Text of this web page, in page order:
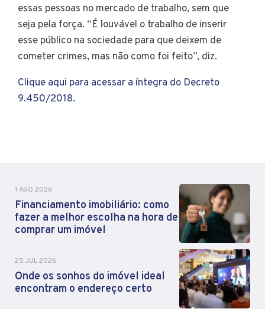
essas pessoas no mercado de trabalho, sem que
seja pela força. “É louvável o trabalho de inserir
esse público na sociedade para que deixem de
cometer crimes, mas não como foi feito”, diz.
Clique aqui para acessar a íntegra do Decreto
9.450/2018.
1 AGO 2026
Financiamento imobiliário: como
fazer a melhor escolha na hora de
comprar um imóvel
25 JUL 2026
Onde os sonhos do imóvel ideal
encontram o endereço certo